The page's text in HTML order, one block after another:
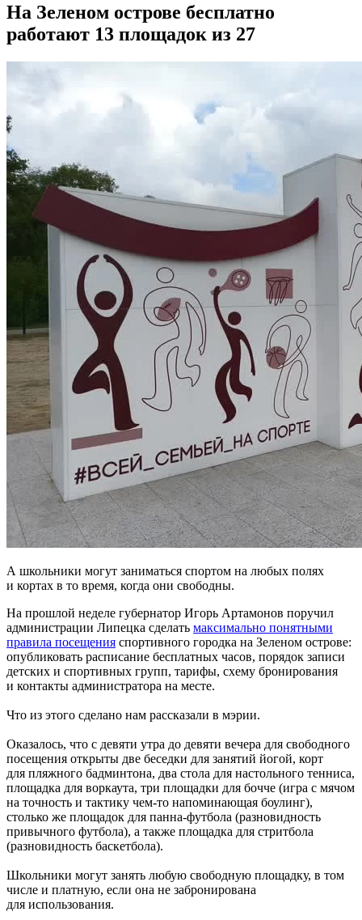
На Зеленом острове бесплатно
работают 13 площадок из 27
А школьники могут заниматься спортом на любых полях
и кортах в то время, когда они свободны.
На прошлой неделе губернатор Игорь Артамонов поручил
администрации Липецка сделать максимально понятными
правила посещения спортивного городка на Зеленом острове:
опубликовать расписание бесплатных часов, порядок записи
детских и спортивных групп, тарифы, схему бронирования
и контакты администратора на месте.
Что из этого сделано нам рассказали в мэрии.
Оказалось, что с девяти утра до девяти вечера для свободного
посещения открыты две беседки для занятий йогой, корт
для пляжного бадминтона, два стола для настольного тенниса,
площадка для воркаута, три площадки для бочче (игра с мячом
на точность и тактику чем-то напоминающая боулинг),
столько же площадок для панна-футбола (разновидность
привычного футбола), а также площадка для стритбола
(разновидность баскетбола).
Школьники могут занять любую свободную площадку, в том
числе и платную, если она не забронирована
для использования.